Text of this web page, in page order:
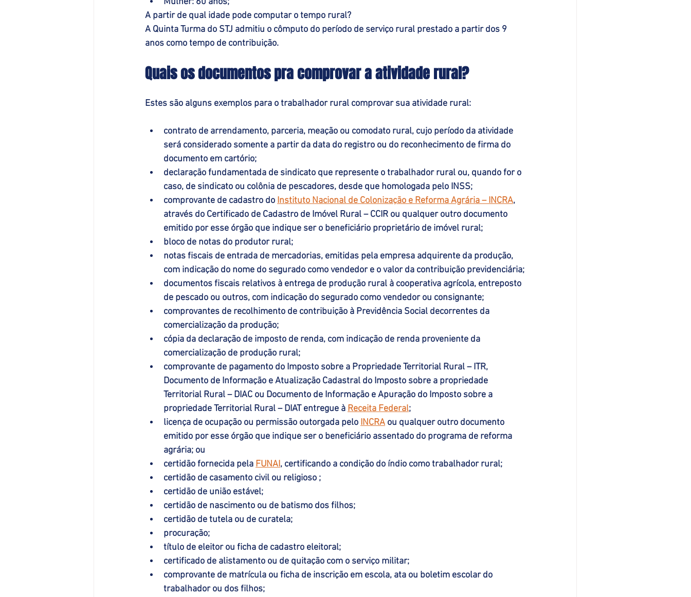
A partir de qual idade pode computar o tempo rural?
A Quinta Turma do STJ admitiu o cômputo do período de serviço rural prestado a partir dos 9
anos como tempo de contribuição.
Quais os documentos pra comprovar a atividade rural?
Estes são alguns exemplos para o trabalhador rural comprovar sua atividade rural:
contrato de arrendamento, parceria, meação ou comodato rural, cujo período da atividade
será considerado somente a partir da data do registro ou do reconhecimento de firma do
documento em cartório;
declaração fundamentada de sindicato que represente o trabalhador rural ou, quando for o
caso, de sindicato ou colônia de pescadores, desde que homologada pelo INSS;
comprovante de cadastro do Instituto Nacional de Colonização e Reforma Agrária – INCRA,
através do Certificado de Cadastro de Imóvel Rural – CCIR ou qualquer outro documento
emitido por esse órgão que indique ser o beneficiário proprietário de imóvel rural;
bloco de notas do produtor rural;
notas fiscais de entrada de mercadorias, emitidas pela empresa adquirente da produção,
com indicação do nome do segurado como vendedor e o valor da contribuição previdenciária;
documentos fiscais relativos à entrega de produção rural à cooperativa agrícola, entreposto
de pescado ou outros, com indicação do segurado como vendedor ou consignante;
comprovantes de recolhimento de contribuição à Previdência Social decorrentes da
comercialização da produção;
cópia da declaração de imposto de renda, com indicação de renda proveniente da
comercialização de produção rural;
comprovante de pagamento do Imposto sobre a Propriedade Territorial Rural – ITR,
Documento de Informação e Atualização Cadastral do Imposto sobre a propriedade
Territorial Rural – DIAC ou Documento de Informação e Apuração do Imposto sobre a
propriedade Territorial Rural – DIAT entregue à Receita Federal;
licença de ocupação ou permissão outorgada pelo INCRA ou qualquer outro documento
emitido por esse órgão que indique ser o beneficiário assentado do programa de reforma
agrária; ou
certidão fornecida pela FUNAI, certificando a condição do índio como trabalhador rural;
certidão de casamento civil ou religioso ;
certidão de união estável;
certidão de nascimento ou de batismo dos filhos;
certidão de tutela ou de curatela;
procuração;
título de eleitor ou ficha de cadastro eleitoral;
certificado de alistamento ou de quitação com o serviço militar;
comprovante de matrícula ou ficha de inscrição em escola, ata ou boletim escolar do
trabalhador ou dos filhos;